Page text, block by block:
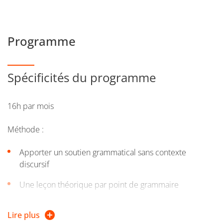
Programme
Spécificités du programme
16h par mois
Méthode :
Apporter un soutien grammatical sans contexte
discursif
Une leçon théorique par point de grammaire
Lire plus